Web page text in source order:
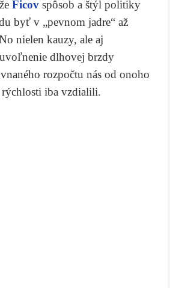
Ficov spôsob a štýl politiky
byť v „pevnom jadre“ až
nielen kauzy, ale aj
dlhovej brzdy
rozpočtu nás od onoho
rýchlosti iba vzdialili.